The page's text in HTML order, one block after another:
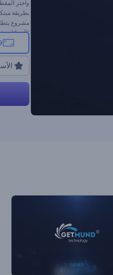
واختر
بطريقة
مشروع
الآن